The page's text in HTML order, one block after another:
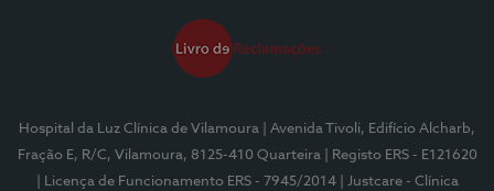
Hospital da Luz Clínica de Vilamoura
| Avenida Tivoli, Edifício Alcharb,
Fração E, R/C, Vilamoura, 8125-410 Quarteira
| Registo ERS - E121620
| Licença de Funcionamento ERS - 7945/2014
| Justcare - Clínica